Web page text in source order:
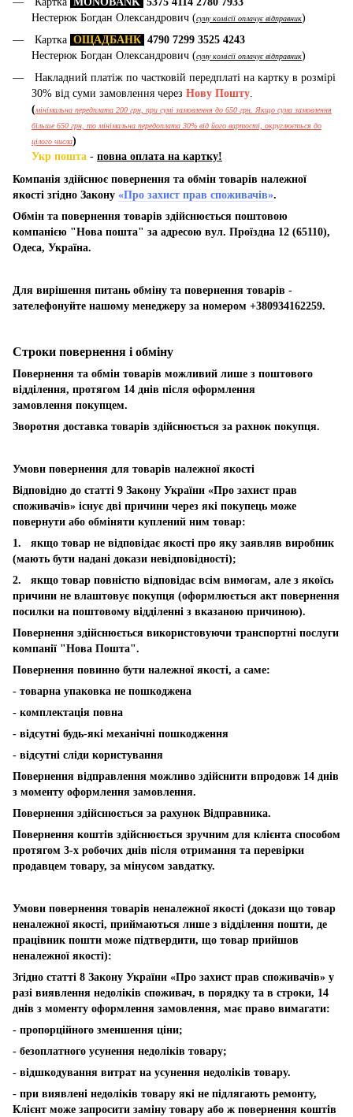
Нестерюк Богдан Олександрович (суму комісії оплачує відправник)
Картка ОЩАДБАНК 4790 7299 3525 4243
Нестерюк Богдан Олександрович (суму комісії оплачує відправник)
Накладний платіж по частковій передплаті на картку в розмірі
30% від суми замовлення через Нову Пошту.
(мінімальна передплата 200 грн, при сумі замовлення до 650 грн. Якщо сума замовлення
більше 650 грн, то мінімальна передоплата 30% від його вартості, округлюється до
цілого числа)
Укр пошта - повна оплата на картку!
Компанія здійснює повернення та обмін товарів належної
якості згідно Закону «Про захист прав споживачів».
Обмін та повернення товарів здійснюється поштовою
компанією "Нова пошта" за адресою вул. Проїздна 12 (65110),
Одеса, Україна.
Для вирішення питань обміну та повернення товарів -
зателефонуйте нашому менеджеру за номером +380934162259.
Строки повернення і обміну
Повернення та обмін товарів можливий лише з поштового
відділення, протягом 14 днів після оформлення
замовлення покупцем.
Зворотня доставка товарів здійснюється за рахнок покупця.
Умови повернення для товарів належної якості
Відповідно до статті 9 Закону України «Про захист прав
споживачів» існує дві причини через які покупець може
повернути або обміняти куплений ним товар:
1. якщо товар не відповідає якості про яку заявляв виробник
(мають бути надані докази невідповідності);
2. якщо товар повністю відповідає всім вимогам, але з якоїсь
причини не влаштовує покупця (оформлюється акт повернення
посилки на поштовому відділенні з вказаною причиною).
Повернення здійснюється використовуючи транспортні послуги
компанії "Нова Пошта".
Повернення повинно бути належної якості, а саме:
- товарна упаковка не пошкоджена
- комплектація повна
- відсутні будь-які механічні пошкодження
- відсутні сліди користування
Повернення відправлення можливо здійснити впродовж 14 днів
з моменту оформлення замовлення.
Повернення здійснюється за рахунок Відправника.
Повернення коштів здійснюється зручним для клієнта способом
протягом 3-х робочих днів після отримання та перевірки
продавцем товару, за мінусом завдатку.
Умови повернення товарів неналежної якості (докази що товар
неналежної якості, приймаються лише з відділення пошти, де
працівник пошти може підтвердити, що товар прийшов
неналежної якості):
Згідно статті 8 Закону України «Про захист прав споживачів» у
разі виявлення недоліків споживач, в порядку та в строки, 14
днів з моменту оформлення замовлення, має право вимагати:
- пропорційного зменшення ціни;
- безоплатного усунення недоліків товару;
- відшкодування витрат на усунення недоліків товару.
- при виявлені недоліків товару які не підлягають ремонту,
Клієнт може запросити заміну товару або ж повернення коштів